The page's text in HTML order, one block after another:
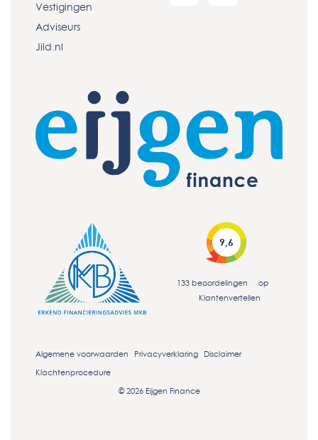
Vestigingen
Adviseurs
Jild.nl
9,6
133 beoordelingen
op
Klantenvertellen
© 2026 Eijgen Finance
Algemene voorwaarden Privacyverklaring
Disclaimer
Klachtenprocedure